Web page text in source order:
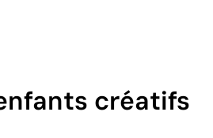
créatifs